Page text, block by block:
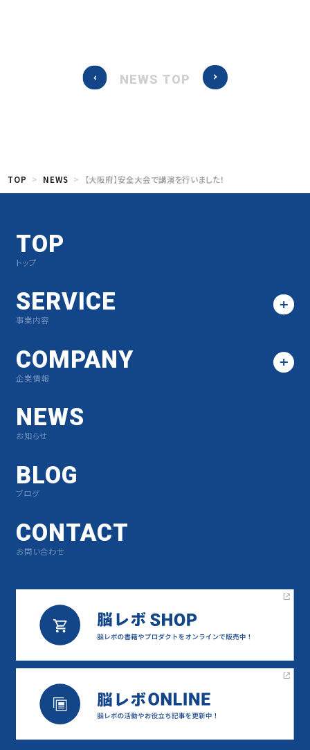
NEWS TOP
TOP NEWS 【大阪府】安全大会で講演を行いました！
TOP
トップ
SERVICE
事業内容
COMPANY
企業情報
NEWS
お知らせ
BLOG
ブログ
CONTACT
お問い合わせ